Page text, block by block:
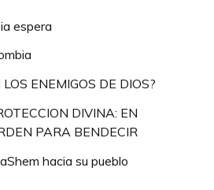
espera
ENEMIGOS DE DIOS?
DIVINA: EN
PARA BENDECIR
hacia su pueblo